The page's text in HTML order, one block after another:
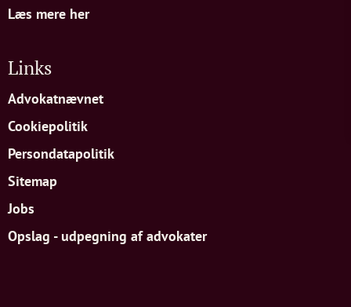
Læs mere her
Links
Advokatnævnet
Cookiepolitik
Persondatapolitik
Sitemap
Jobs
Opslag - udpegning af advokater